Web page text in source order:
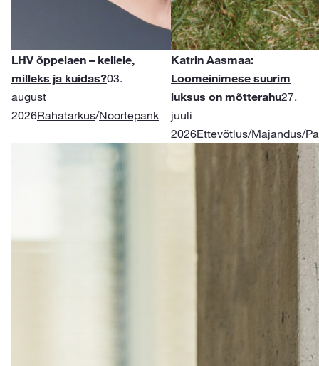
LHV õppelaen – kellele,
milleks ja kuidas?03.
august
2026Rahatarkus/Noortepank
Katrin Aasmaa:
Loomeinimese suurim
luksus on mõtterahu27.
juuli
2026Ettevõtlus/Majandus/